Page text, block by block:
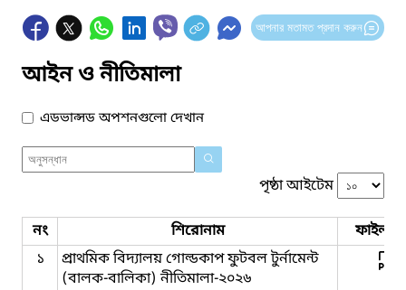
আপনার মতামত প্রদান করুন
আইন ও নীতিমালা
এডভান্সড অপশনগুলো দেখান
পৃষ্ঠা আইটেম
নং শিরোনাম
ফাইল
১
প্রাথমিক বিদ্যালয় গোল্ডকাপ ফুটবল টুর্নামেন্ট
(বালক-বালিকা) নীতিমালা-২০২৬